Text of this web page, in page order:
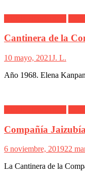
Cantinera de la
10 mayo, 2021J. L.
Año 1968. Elena
Compañía
6 noviembre, 201922
La Cantinera de la